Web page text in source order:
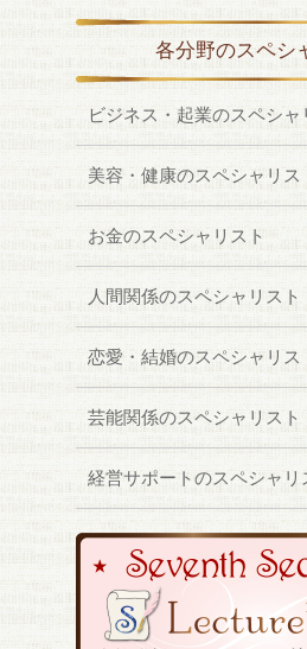
各分野のスペシ
ビジネス・起業のスペシャ
美容・健康のスペシャリス
お金のスペシャリスト
人間関係のスペシャリスト
恋愛・結婚のスペシャリス
芸能関係のスペシャリスト
経営サポートのスペシャリ